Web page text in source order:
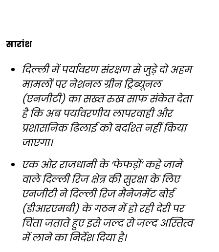
सारांश
दिल्ली में पर्यावरण संरक्षण से जुड़े दो अहम
मामलों पर नेशनल ग्रीन ट्रिब्यूनल
(एनजीटी) का सख्त रुख साफ संकेत देता
है कि अब पर्यावरणीय लापरवाही और
प्रशासनिक ढिलाई को बर्दाश्त नहीं किया
जाएगा।
एक ओर राजधानी के ‘फेफड़ों’ कहे जाने
वाले दिल्ली रिज क्षेत्र की सुरक्षा के लिए
एनजीटी ने दिल्ली रिज मैनेजमेंट बोर्ड
(डीआरएमबी) के गठन में हो रही देरी पर
चिंता जताते हुए इसे जल्द से जल्द अस्तित्व
में लाने का निर्देश दिया है।